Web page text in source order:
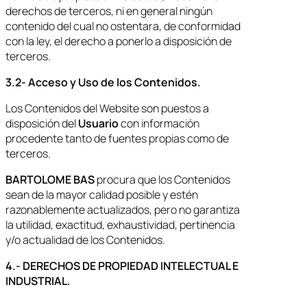
derechos de terceros, ni en general ningún
contenido del cual no ostentara, de conformidad
con la ley, el derecho a ponerlo a disposición de
terceros.
3.2- Acceso y Uso de los Contenidos.
Los Contenidos del Website son puestos a
disposición delUsuariocon información
procedente tanto de fuentes propias como de
terceros.
BARTOLOME BASprocura que los Contenidos
sean de la mayor calidad posible y estén
razonablemente actualizados, pero no garantiza
la utilidad, exactitud, exhaustividad, pertinencia
y/o actualidad de los Contenidos.
4.- DERECHOS DE PROPIEDAD INTELECTUAL E
INDUSTRIAL.